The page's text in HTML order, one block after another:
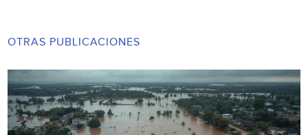
OTRAS PUBLICACIONES